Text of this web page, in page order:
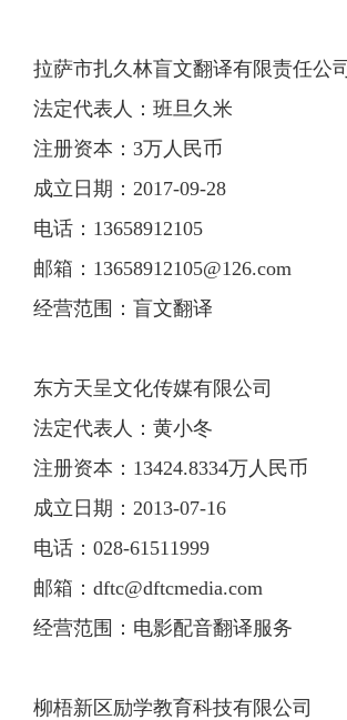
拉萨市扎久林盲文翻译有限责任公司
法定代表人：班旦久米
注册资本：3万人民币
成立日期：2017-09-28
电话：13658912105
邮箱： 13658912105@126.com
经营范围：盲文翻译
东方天呈文化传媒有限公司
法定代表人：黄小冬
注册资本：13424.8334万人民币
成立日期：2013-07-16
电话：028-61511999
邮箱： dftc@dftcmedia.com
经营范围：电影配音翻译服务
柳梧新区励学教育科技有限公司